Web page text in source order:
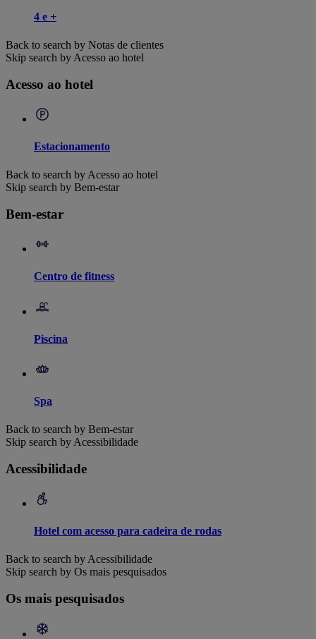
4 e +
Back to search by Notas de clientes
Skip search by Acesso ao hotel
Acesso ao hotel
Estacionamento
Back to search by Acesso ao hotel
Skip search by Bem-estar
Bem-estar
Centro de fitness
Piscina
Spa
Back to search by Bem-estar
Skip search by Acessibilidade
Acessibilidade
Hotel com acesso para cadeira de rodas
Back to search by Acessibilidade
Skip search by Os mais pesquisados
Os mais pesquisados